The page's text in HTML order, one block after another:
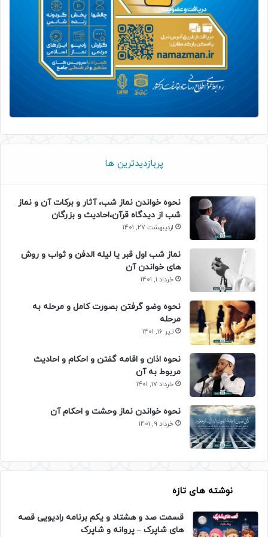
پربازدیدترین ها
نحوه خواندن نماز شب، آثار و برکات آن و نماز
شب از دیدگاه قرآن،احادیث و بزرگان
اردیبهشت 27, 1401
نماز شب اول قبر یا لیله الدفن و ثواب و روش
های خواندن آن
خرداد 1, 1401
نحوه وضو گرفتن بصورت کامل و مرحله به
مرحله
تیر 16, 1401
نحوه اذان و اقامه گفتن و احکام و احادیث
مربوط به آن
خرداد 17, 1401
نحوه خواندن نماز وحشت و احکام آن
خرداد 9, 1401
نوشته های تازه
قسمت صد و هشتاد و یکم برنامه رادیویی قصه
های شاپرک – پروانه و شاپرک